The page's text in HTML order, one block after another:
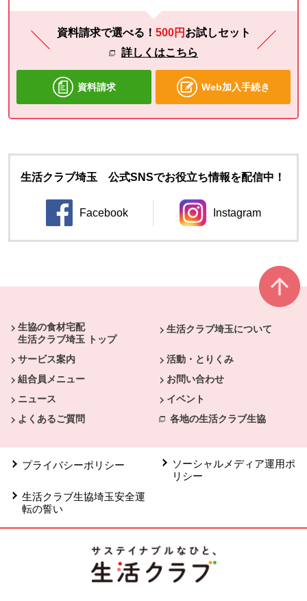
資料請求で選べる！ 500円 お試しセット
詳しくはこちら
資料請求 Web加入手続き
生活クラブ埼玉 公式SNSでお役立ち情報を配信中！
Facebook
別のウィンドウで開きます。
Instagram
別のウィンドウ
生協の食材宅配
生活クラブ埼玉 トップ
生活クラブ埼玉について
サービス案内
活動・とりくみ
組合員メニュー
お問い合わせ
ニュース
イベント
よくあるご質問
各地の生活クラブ生協
プライバシーポリシー
ソーシャルメディア運用ポ
リシー
生活クラブ生協埼玉安全運
転の誓い